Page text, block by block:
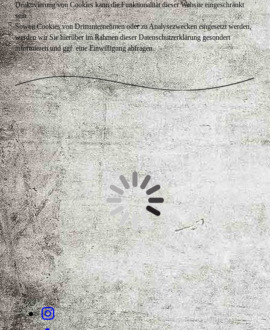
Deaktivierung von Cookies kann die Funktionalität dieser Website eingeschränkt
sein.
Soweit Cookies von Drittunternehmen oder zu Analysezwecken eingesetzt werden,
werden wir Sie hierüber im Rahmen dieser Datenschutzerklärung gesondert
informieren und ggf. eine Einwilligung abfragen.